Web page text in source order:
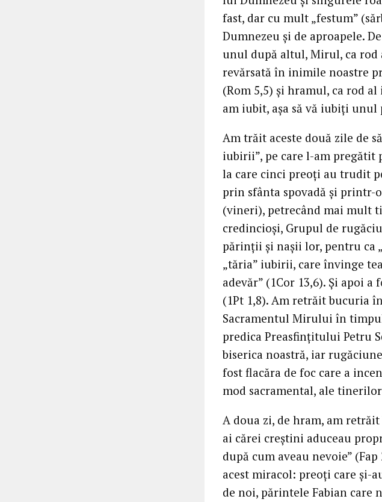
fast, dar cu mult „festum”
Dumnezeu și de aproapele.
unul după altul, Mirul, ca
revărsată în inimile noastre
(Rom 5,5) și hramul, ca rod
am iubit, așa să vă iubiți unul
Am trăit aceste două zile de
iubirii”, pe care l-am
la care cinci preoți au trudit
prin sfânta spovadă și printr-
(vineri), petrecând mai mult
credincioși, Grupul de
părinții și nașii lor, pentru ca
„tăria” iubirii, care învinge
adevăr” (1Cor 13,6). Și apoi
(1Pt 1,8). Am retrăit bucuria
Sacramentul Mirului în
predica Preasfințitului Petru
biserica noastră, iar
fost flacăra de foc care a
mod sacramental, ale
A doua zi, de hram, am
ai cărei creștini aduceau
după cum aveau nevoie”
acest miracol: preoți care și-
de noi, părintele Fabian care